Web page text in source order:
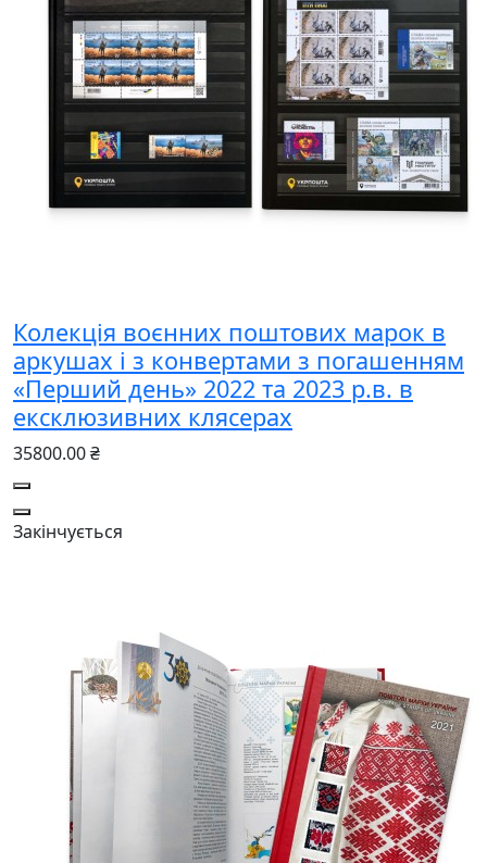
Колекція воєнних поштових марок в
аркушах і з конвертами з погашенням
«Перший день» 2022 та 2023 р.в. в
ексклюзивних клясерах
35800.00 ₴
Закінчується